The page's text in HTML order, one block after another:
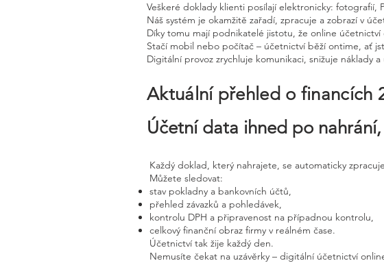
Veškeré doklady klienti posílají elektronicky: fotografií,
Náš systém je okamžitě zařadí, zpracuje a zobrazí v
Díky tomu mají podnikatelé jistotu, že online účetnictví
Stačí mobil nebo počítač – účetnictví běží ontime, ať
Digitální provoz zrychluje komunikaci, snižuje náklady
Aktuální přehled o financích
Účetní data ihned po
Každý doklad, který nahrajete, se automaticky
Můžete sledovat:
stav pokladny a bankovních účtů,
přehled závazků a pohledávek,
kontrolu DPH a připravenost na případnou kontrolu,
celkový finanční obraz firmy v reálném čase.
Účetnictví tak žije každý den.
Nemusíte čekat na uzávěrky – digitální účetnictví